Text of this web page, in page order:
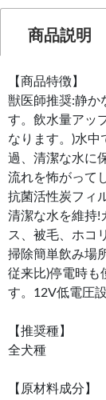
商品説明
【商品特徴】
獣医師推奨:静か
す。飲水量アッ
なります。)水中
過、清潔な水に
流れを怖がって
抗菌活性炭フィ
清潔な水を維持!
ス、被毛、ホコ
掃除簡単飲み場
従来比)停電時も
す。12V低電圧
【推奨種】
全犬種
【原材料成分】